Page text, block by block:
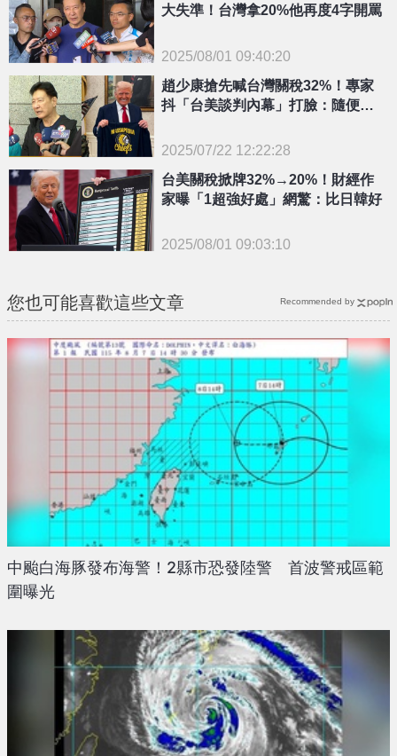
{PLAYICON}
大失準！台灣拿20%他再度4字開罵
2025/08/01 09:40:20
{PLAYICON}
趙少康搶先喊台灣關稅32%！專家
抖「台美談判內幕」打臉：隨便聽
2025/07/22 12:22:28
台美關稅掀牌32%→20%！財經作
家曝「1超強好處」網驚：比日韓好
2025/08/01 09:03:10
您也可能喜歡這些文章
中颱白海豚發布海警！2縣市恐發陸警 首波警戒區範
圍曝光
Recommended by